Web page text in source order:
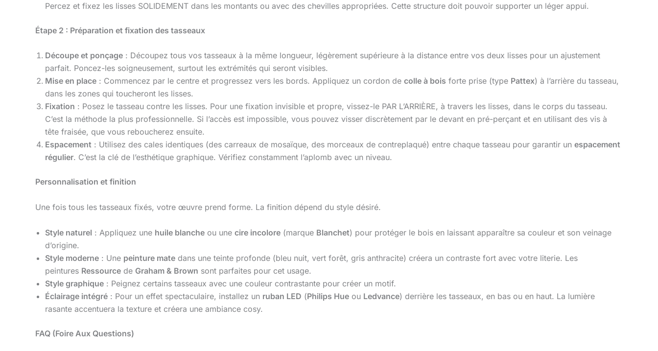
Percez et fixez les lisses SOLIDEMENT dans les montants ou avec des chevilles appropriées. Cette structure doit pouvoir supporter un léger appui.
Étape 2 : Préparation et fixation des tasseaux
Découpe et ponçage : Découpez tous vos tasseaux à la même longueur, légèrement supérieure à la distance entre vos deux lisses pour un ajustement
parfait. Poncez-les soigneusement, surtout les extrémités qui seront visibles.
Mise en place : Commencez par le centre et progressez vers les bords. Appliquez un cordon de colle à bois forte prise (type Pattex) à l’arrière du tasseau,
dans les zones qui toucheront les lisses.
Fixation : Posez le tasseau contre les lisses. Pour une fixation invisible et propre, vissez-le PAR L’ARRIÈRE, à travers les lisses, dans le corps du tasseau.
C’est la méthode la plus professionnelle. Si l’accès est impossible, vous pouvez visser discrètement par le devant en pré-perçant et en utilisant des vis à
tête fraisée, que vous reboucherez ensuite.
Espacement : Utilisez des cales identiques (des carreaux de mosaïque, des morceaux de contreplaqué) entre chaque tasseau pour garantir un espacement
régulier. C’est la clé de l’esthétique graphique. Vérifiez constamment l’aplomb avec un niveau.
Personnalisation et finition
Une fois tous les tasseaux fixés, votre œuvre prend forme. La finition dépend du style désiré.
Style naturel : Appliquez une huile blanche ou une cire incolore (marque Blanchet) pour protéger le bois en laissant apparaître sa couleur et son veinage
d’origine.
Style moderne : Une peinture mate dans une teinte profonde (bleu nuit, vert forêt, gris anthracite) créera un contraste fort avec votre literie. Les
peintures Ressource de Graham & Brown sont parfaites pour cet usage.
Style graphique : Peignez certains tasseaux avec une couleur contrastante pour créer un motif.
Éclairage intégré : Pour un effet spectaculaire, installez un ruban LED (Philips Hue ou Ledvance) derrière les tasseaux, en bas ou en haut. La lumière
rasante accentuera la texture et créera une ambiance cosy.
FAQ (Foire Aux Questions)